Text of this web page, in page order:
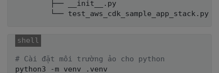
        ├── __init__.py
# Cài đặt môi trường ảo cho python